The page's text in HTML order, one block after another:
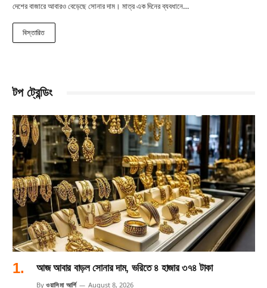
দেশের বাজারে আবারও বেড়েছে সোনার দাম। মাত্র এক দিনের ব্যবধানে…
বিস্তারিত
টপ ট্রেন্ডিং
আজ আবার বাড়ল সোনার দাম, ভরিতে ৪ হাজার ৩৭৪ টাকা
By ওয়াসিমা আর্শি August 8, 2026